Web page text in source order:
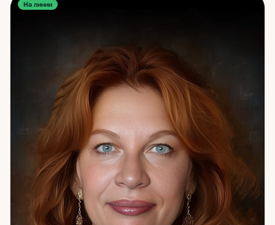
на конкретные вопросы — что происходит, чувства
профессию, соответствующую вашим данным, и понять
текущий жизненный этап. Чаще всего обращаются с
вопросами об отношениях и совместимости, о карьере и
предназначении, о ситуациях, где логика не даёт ответа.
Сочетание трёх методов особенно важно в многослойных,
затяжных историях — там, где один угол зрения даёт
неполную картину. Если чувствуете, что что-то идёт не так,
но объяснить это трудно — приходите. Разберёмся вместе.
На линии